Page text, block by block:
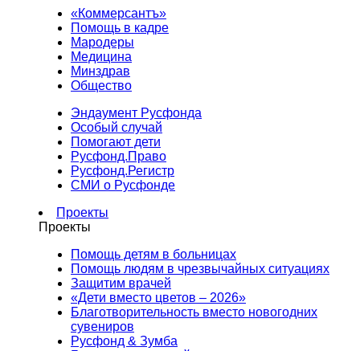
«Коммерсантъ»
Помощь в кадре
Мародеры
Медицина
Минздрав
Общество
Эндаумент Русфонда
Особый случай
Помогают дети
Русфонд.Право
Русфонд.Регистр
СМИ о Русфонде
Проекты
Проекты
Помощь детям в больницах
Помощь людям в чрезвычайных ситуациях
Защитим врачей
«Дети вместо цветов – 2026»
Благотворительность вместо новогодних
сувениров
Русфонд & Зумба